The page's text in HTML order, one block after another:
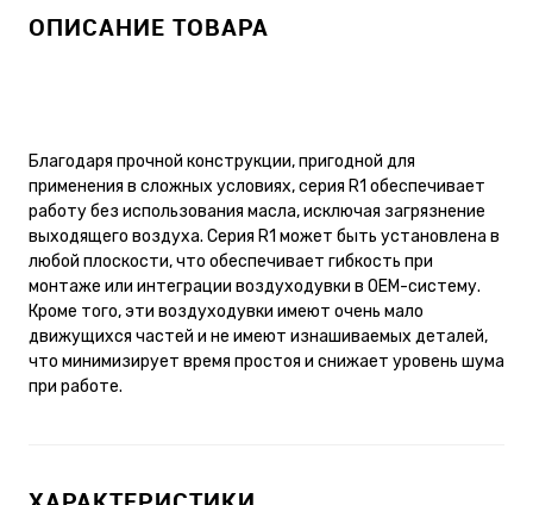
ОПИСАНИЕ ТОВАРА
Благодаря прочной конструкции, пригодной для
применения в сложных условиях, серия R1 обеспечивает
работу без использования масла, исключая загрязнение
выходящего воздуха. Серия R1 может быть установлена в
любой плоскости, что обеспечивает гибкость при
монтаже или интеграции воздуходувки в OEM-систему.
Кроме того, эти воздуходувки имеют очень мало
движущихся частей и не имеют изнашиваемых деталей,
что минимизирует время простоя и снижает уровень шума
при работе.